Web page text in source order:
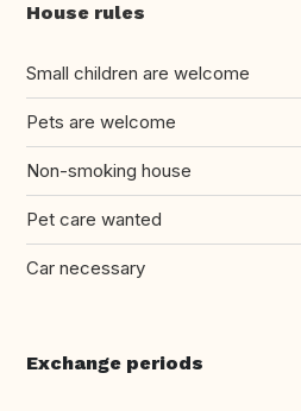
House rules
Small children are welcome
Pets are welcome
Non-smoking house
Pet care wanted
Car necessary
Exchange periods